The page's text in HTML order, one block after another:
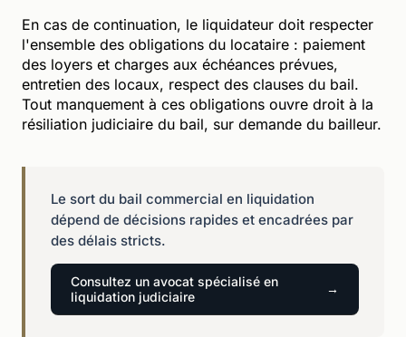
En cas de continuation, le liquidateur doit respecter
l'ensemble des obligations du locataire : paiement
des loyers et charges aux échéances prévues,
entretien des locaux, respect des clauses du bail.
Tout manquement à ces obligations ouvre droit à la
résiliation judiciaire du bail, sur demande du bailleur.
Le sort du bail commercial en liquidation
dépend de décisions rapides et encadrées par
des délais stricts.
Consultez un avocat spécialisé en
liquidation judiciaire